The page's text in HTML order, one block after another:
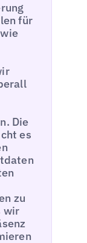
für
Die
es
zu
wir